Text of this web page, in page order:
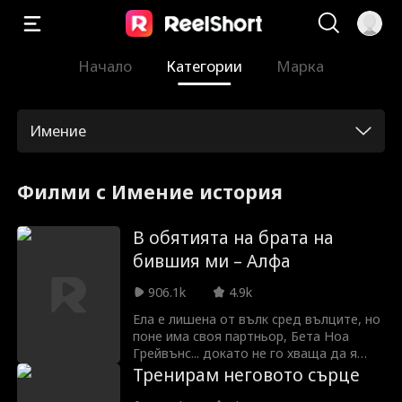
Начало Категории Марка
Имение
Филми с Имение история
В обятията на брата на
бившия ми – Алфа
906.1k
4.9k
Ела е лишена от вълк сред вълците, но
поне има своя партньор, Бета Ноа
Грейвънс... докато не го хваща да я
мами с нейната съперница Ава.
Съкрушена, Ела попада в обятията на
Тренирам неговото сърце